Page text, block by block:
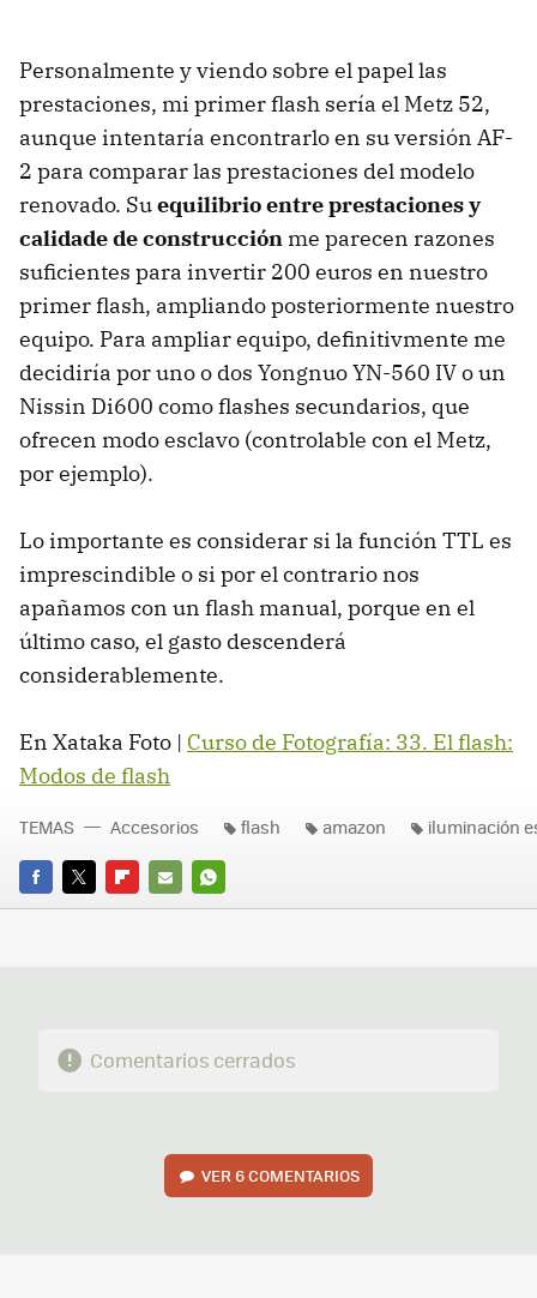
Personalmente y viendo sobre el papel las
prestaciones, mi primer flash sería el Metz 52,
aunque intentaría encontrarlo en su versión AF-
2 para comparar las prestaciones del modelo
renovado. Suequilibrio entre prestaciones y
calidade de construcción me parecen razones
suficientes para invertir 200 euros en nuestro
primer flash, ampliando posteriormente nuestro
equipo. Para ampliar equipo, definitivmente me
decidiría por uno o dos Yongnuo YN-560 IV o un
Nissin Di600 como flashes secundarios, que
ofrecen modo esclavo (controlable con el Metz,
por ejemplo).
Lo importante es considerar si la función TTL es
imprescindible o si por el contrario nos
apañamos con un flash manual, porque en el
último caso, el gasto descenderá
considerablemente.
En Xataka Foto | Curso de Fotografía: 33. El flash:
Modos de flash
FACEBOOK
TWITTERFLIPBOARD
E-
WHATSAPP
TEMAS Accesorios flash amazon iluminación
Comentarios cerrados
VER6 COMENTARIOS